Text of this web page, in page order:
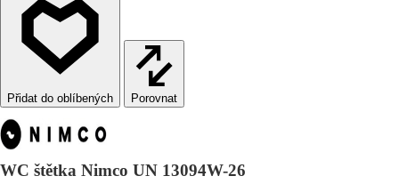
Porovnat
WC štětka Nimco UN 13094W-26